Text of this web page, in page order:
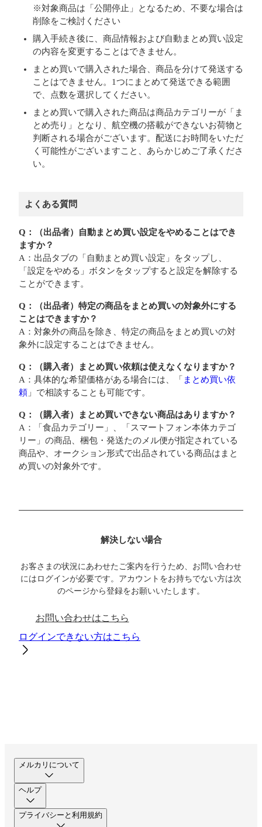
※対象商品は「公開停止」となるため、不要な場合は
削除をご検討ください
購入手続き後に、商品情報および自動まとめ買い設定
の内容を変更することはできません。
まとめ買いで購入された場合、商品を分けて発送する
ことはできません。1つにまとめて発送できる範囲
で、点数を選択してください。
まとめ買いで購入された商品は商品カテゴリーが「ま
とめ売り」となり、航空機の搭載ができないお荷物と
判断される場合がございます。配送にお時間をいただ
く可能性がございますこと、あらかじめご了承くださ
い。
よくある質問
Q：（出品者）自動まとめ買い設定をやめることはでき
ますか？
A：出品タブの「自動まとめ買い設定」をタップし、
「設定をやめる」ボタンをタップすると設定を解除する
ことができます。
Q：（出品者）特定の商品をまとめ買いの対象外にする
ことはできますか？
A：対象外の商品を除き、特定の商品をまとめ買いの対
象外に設定することはできません。
Q：（購入者）まとめ買い依頼は使えなくなりますか？
A：具体的な希望価格がある場合には、「 まとめ買い依
頼 」で相談することも可能です。
Q：（購入者）まとめ買いできない商品はありますか？
A：「食品カテゴリー」、「スマートフォン本体カテゴ
リー」の商品、梱包・発送たのメル便が指定されている
商品や、オークション形式で出品されている商品はまと
め買いの対象外です。
解決しない場合
お客さまの状況にあわせたご案内を行うため、お問い合わせ
にはログインが必要です。アカウントをお持ちでない方は次
のページから登録をお願いいたします。
お問い合わせはこちら
ログインできない方はこちら
メルカリについて
ヘルプ
プライバシーと利用規約